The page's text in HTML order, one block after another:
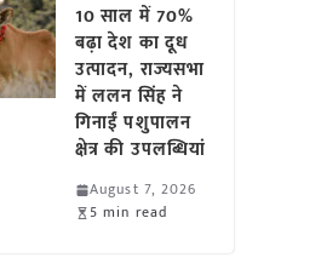
10 साल में 70%
बढ़ा देश का दूध
उत्पादन, राज्यसभा
में ललन सिंह ने
गिनाईं पशुपालन
क्षेत्र की उपलब्धियां
August 7, 2026
5 min read